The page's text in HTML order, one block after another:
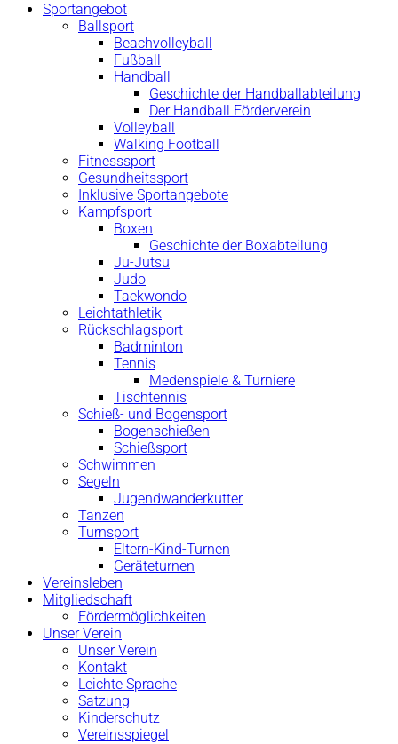
Sportangebot
Ballsport
Beachvolleyball
Fußball
Handball
Geschichte der Handballabteilung
Der Handball Förderverein
Volleyball
Walking Football
Fitnesssport
Gesundheitssport
Inklusive Sportangebote
Kampfsport
Boxen
Geschichte der Boxabteilung
Ju-Jutsu
Judo
Taekwondo
Leichtathletik
Rückschlagsport
Badminton
Tennis
Medenspiele & Turniere
Tischtennis
Schieß- und Bogensport
Bogenschießen
Schießsport
Schwimmen
Segeln
Jugendwanderkutter
Tanzen
Turnsport
Eltern-Kind-Turnen
Geräteturnen
Vereinsleben
Mitgliedschaft
Fördermöglichkeiten
Unser Verein
Unser Verein
Kontakt
Leichte Sprache
Satzung
Kinderschutz
Vereinsspiegel